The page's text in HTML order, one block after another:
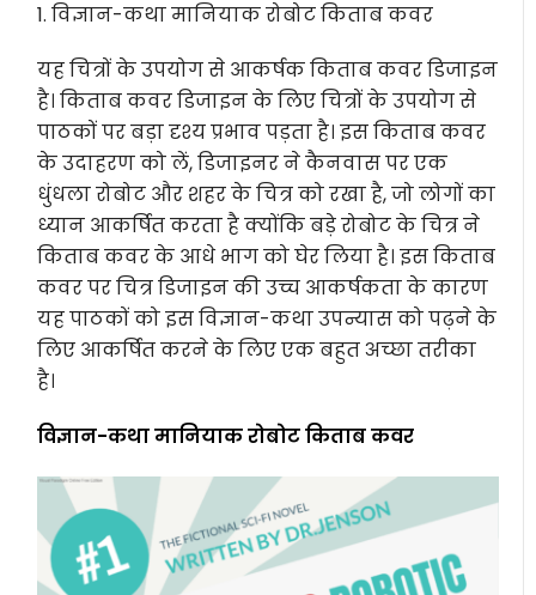
1. विज्ञान-कथा मानियाक रोबोट किताब कवर
यह चित्रों के उपयोग से आकर्षक किताब कवर डिजाइन
है। किताब कवर डिजाइन के लिए चित्रों के उपयोग से
पाठकों पर बड़ा दृश्य प्रभाव पड़ता है। इस किताब कवर
के उदाहरण को लें, डिजाइनर ने कैनवास पर एक
धुंधला रोबोट और शहर के चित्र को रखा है, जो लोगों का
ध्यान आकर्षित करता है क्योंकि बड़े रोबोट के चित्र ने
किताब कवर के आधे भाग को घेर लिया है। इस किताब
कवर पर चित्र डिजाइन की उच्च आकर्षकता के कारण
यह पाठकों को इस विज्ञान-कथा उपन्यास को पढ़ने के
लिए आकर्षित करने के लिए एक बहुत अच्छा तरीका
है।
विज्ञान-कथा मानियाक रोबोट किताब कवर